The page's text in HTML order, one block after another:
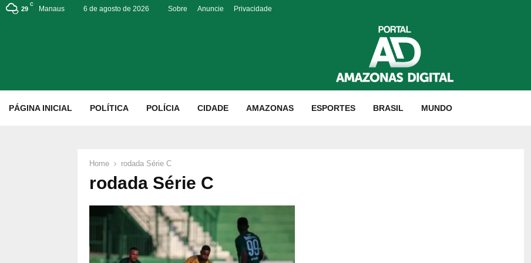
29
C
Manaus 6 de agosto de 2026 Sobre Anuncie Privacidade
PÁGINA INICIAL POLÍTICA POLÍCIA CIDADE AMAZONAS ESPORTES BRASIL MUNDO
Home rodada Série C
rodada Série C